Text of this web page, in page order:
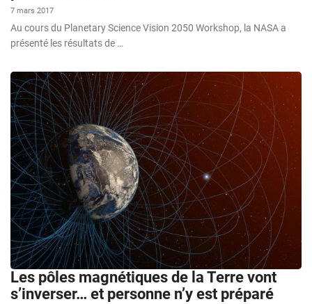
7 mars 2017
Au cours du Planetary Science Vision 2050 Workshop, la NASA a
présenté les résultats de …
Les pôles magnétiques de la Terre vont
s’inverser… et personne n’y est préparé